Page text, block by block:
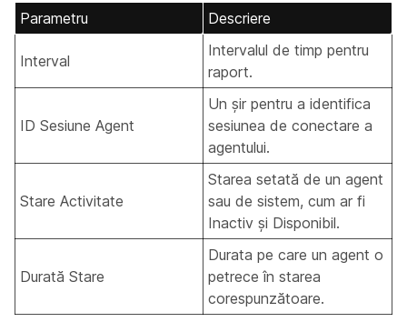
Parametru
Descriere
Interval
Intervalul de timp pentru
raport.
ID Sesiune Agent
Un șir pentru a identifica
sesiunea de conectare a
agentului.
Stare Activitate
Starea setată de un agent
sau de sistem, cum ar fi
Inactiv și Disponibil.
Durată Stare
Durata pe care un agent o
petrece în starea
corespunzătoare.